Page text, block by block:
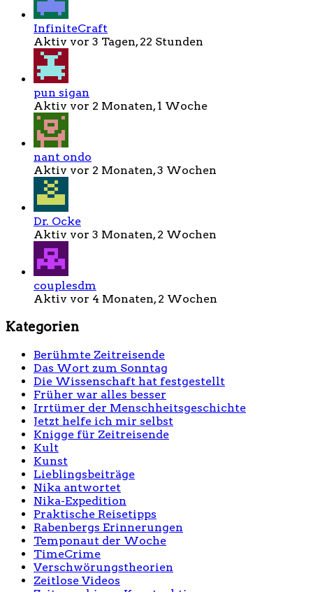
InfiniteCraft
Aktiv vor 3 Tagen, 22 Stunden
pun sigan
Aktiv vor 2 Monaten, 1 Woche
nant ondo
Aktiv vor 2 Monaten, 3 Wochen
Dr. Ocke
Aktiv vor 3 Monaten, 2 Wochen
couplesdm
Aktiv vor 4 Monaten, 2 Wochen
Kategorien
Berühmte Zeitreisende
Das Wort zum Sonntag
Die Wissenschaft hat festgestellt
Früher war alles besser
Irrtümer der Menschheitsgeschichte
Jetzt helfe ich mir selbst
Knigge für Zeitreisende
Kult
Kunst
Lieblingsbeiträge
Nika antwortet
Nika-Expedition
Praktische Reisetipps
Rabenbergs Erinnerungen
Temponaut der Woche
TimeCrime
Verschwörungstheorien
Zeitlose Videos